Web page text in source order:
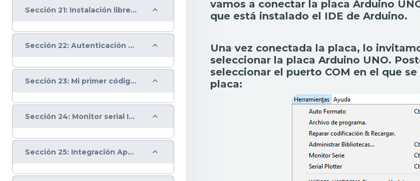
Sección 21: Instalación librería Arduino Json en IDE y acceso a Firebase Colapsar
Sección 22: Autenticación con correo electrónico Firebase Colapsar
Sección 23: Mi primer código de IoT en IDE Arduino Colapsar
Sección 24: Monitor serial IDE Arduino y configuración de WiFi Colapsar
Sección 25: Integración App Inventor, Firebase e IDE Arduino Colapsar
vamos a conectar la placa Arduino
que está instalado el IDE de Arduino.
Una vez conectada la placa, lo
seleccionar la placa Arduino UNO.
seleccionar el puerto COM en el que
placa: